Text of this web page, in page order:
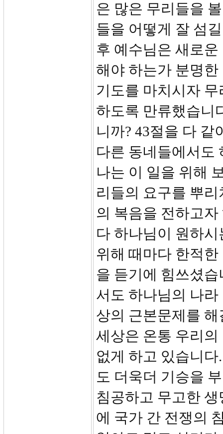
은 많은 무리들을
들을 어떻게 잘 섬
후 예수님은 새로
해야 하는가 분명
기도를 마치시자
하도록 만류했습니
니까? 43절을 다 같
다른 동네들에서도
나는 이 일을 위해
리들의 요구를 뿌
의 복음을 전하고
다 하나님이 원하
위해 때마다 한적
을 듣기에 힘쓰셨
서도 하나님의 나
상의 근본문제를
세상은 온통 우리
없게 하고 있습니
도 더욱더 기승을
침공하고 무고한
에 국가 간 전쟁의